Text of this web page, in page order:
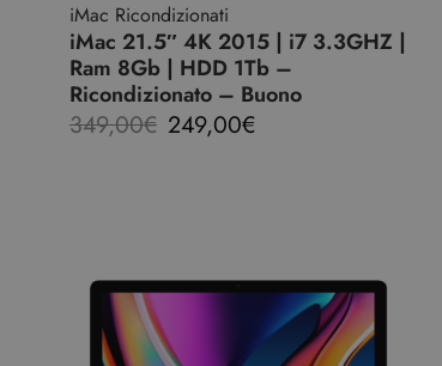
iMac Ricondizionati
iMac 21.5″ 4K 2015 | i7 3.3GHZ |
Ram 8Gb | HDD 1Tb –
Ricondizionato – Buono
349,00€ 249,00€